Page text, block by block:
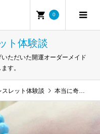
0
ト体験談
ただいた開運オーダーメイド
す。
レット体験談 本当に奇跡のような石ですね！とっても美しいです！